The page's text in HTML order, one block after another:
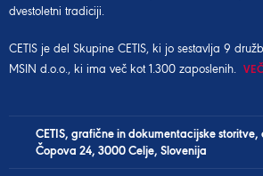
dvestoletni tradiciji.
CETIS je del Skupine CETIS, ki jo sestavlja 9
MSIN d.o.o., ki ima več kot 1.300 zaposlenih.
CETIS, grafične in dokumentacijske storitve,
Čopova 24, 3000 Celje, Slovenija